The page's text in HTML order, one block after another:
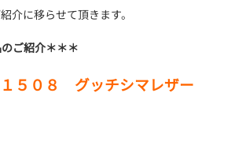
介に移らせて頂きます。
ご紹介＊＊＊
５０８ グッチシマレザー